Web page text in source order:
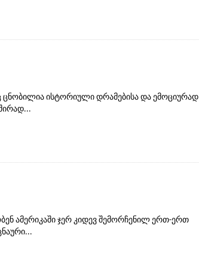
ისტორიული დრამებისა და ემოციურად
ამერიკაში ჯერ კიდევ შემორჩენილ ერთ-ერთ